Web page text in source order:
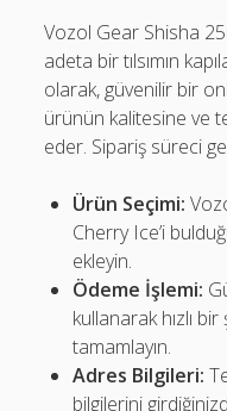
Vozol Gear Shisha
adeta bir tılsımın
olarak, güvenilir bir
ürünün kalitesine ve
eder. Sipariş süreci
Ürün Seçimi:
Cherry Ice’i
ekleyin.
Ödeme İşlemi:
kullanarak hızlı
tamamlayın.
Adres Bilgileri:
bilgilerini